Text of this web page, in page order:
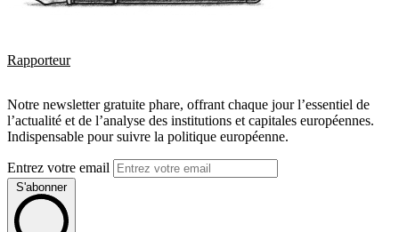
Rapporteur
Notre newsletter gratuite phare, offrant chaque jour l’essentiel de
l’actualité et de l’analyse des institutions et capitales européennes.
Indispensable pour suivre la politique européenne.
Entrez votre email
S'abonner